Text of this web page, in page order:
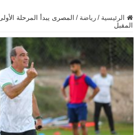
الرئيسية / رياضة / المصرى يبدأ المرحلة
المقبل